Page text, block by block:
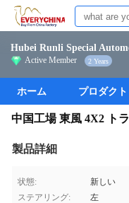
Hubei Runli Special
Active Member 2 Years
ホーム プロダクト
中国工場 東風 4X2 ト
製品詳細
状態:
新しい
ステアリング:
左